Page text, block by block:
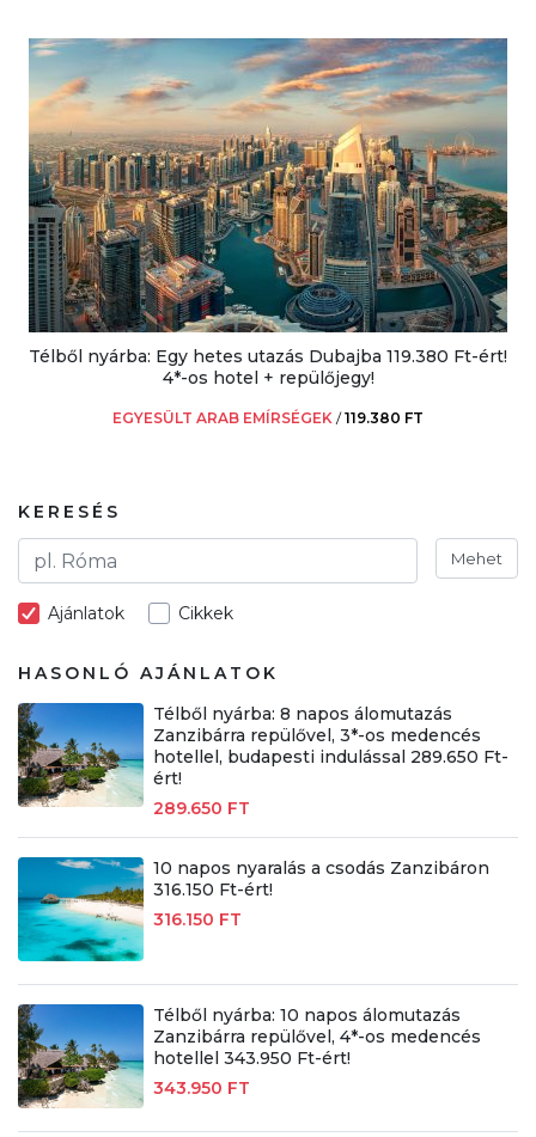
Télből nyárba: Egy hetes utazás Dubajba 119.380 Ft-ért!
4*-os hotel + repülőjegy!
EGYESÜLT ARAB EMÍRSÉGEK /119.380 FT
KERESÉS
Mehet
Ajánlatok Cikkek
HASONLÓ AJÁNLATOK
Télből nyárba: 8 napos álomutazás
Zanzibárra repülővel, 3*-os medencés
hotellel, budapesti indulással 289.650 Ft-
ért!
289.650 FT
10 napos nyaralás a csodás Zanzibáron
316.150 Ft-ért!
316.150 FT
Télből nyárba: 10 napos álomutazás
Zanzibárra repülővel, 4*-os medencés
hotellel 343.950 Ft-ért!
343.950 FT